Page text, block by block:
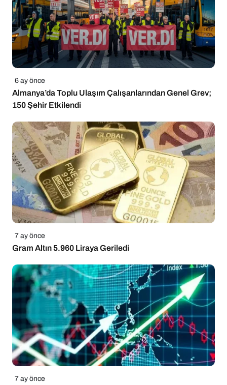
6 ay önce
Almanya’da Toplu Ulaşım Çalışanlarından Genel Grev;
150 Şehir Etkilendi
7 ay önce
Gram Altın 5.960 Liraya Geriledi
7 ay önce